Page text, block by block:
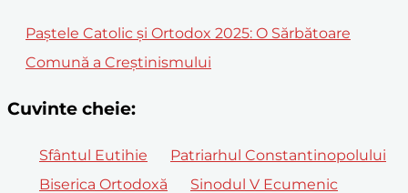
Paștele Catolic și Ortodox 2025: O Sărbătoare
Comună a Creștinismului
Cuvinte cheie:
Sfântul Eutihie
Patriarhul Constantinopolului
Biserica Ortodoxă
Sinodul V Ecumenic